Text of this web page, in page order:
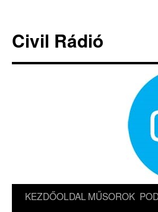
tartalomba
Civil Rádió
KEZDŐOLDAL MŰSOROK